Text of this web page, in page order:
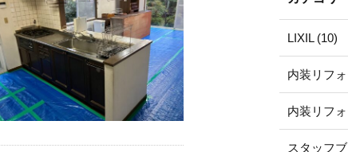
LIXIL (10)
内装リフ
内装リフ
スタッフ